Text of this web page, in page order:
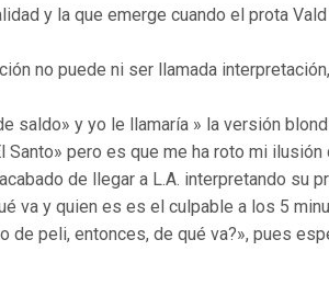
y la que emerge cuando el prota
no puede ni ser llamada
saldo» y yo le llamaría » la versión
Santo» pero es que me ha roto mi ilusión
de llegar a L.A. interpretando su
va y quien es es el culpable a los 5
de peli, entonces, de qué va?», pues